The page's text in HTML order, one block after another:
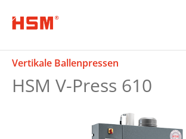
Vertikale Ballenpressen
HSM V-Press 610